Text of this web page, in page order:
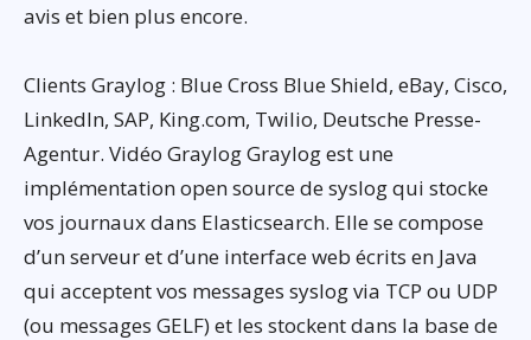
avis et bien plus encore.
Clients Graylog : Blue Cross Blue Shield, eBay, Cisco,
LinkedIn, SAP, King.com, Twilio, Deutsche Presse-
Agentur. Vidéo Graylog Graylog est une
implémentation open source de syslog qui stocke
vos journaux dans Elasticsearch. Elle se compose
d’un serveur et d’une interface web écrits en Java
qui acceptent vos messages syslog via TCP ou UDP
(ou messages GELF) et les stockent dans la base de